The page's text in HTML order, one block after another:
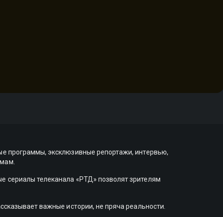
программы, эксклюзивные репортажи, интервью,
сериалы телеканала «РТД» позволят зрителям
важные истории, не пряча реальности.